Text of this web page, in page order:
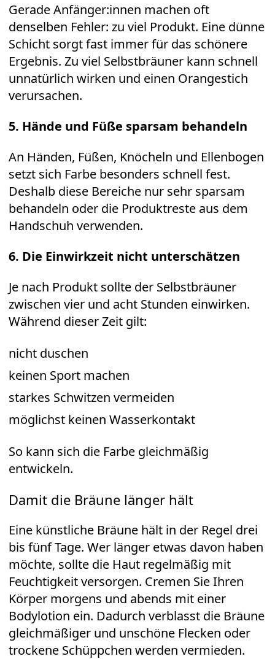
Gerade Anfänger:innen machen oft
denselben Fehler: zu viel Produkt. Eine dünne
Schicht sorgt fast immer für das schönere
Ergebnis. Zu viel Selbstbräuner kann schnell
unnatürlich wirken und einen Orangestich
verursachen.
5. Hände und Füße sparsam behandeln
An Händen, Füßen, Knöcheln und Ellenbogen
setzt sich Farbe besonders schnell fest.
Deshalb diese Bereiche nur sehr sparsam
behandeln oder die Produktreste aus dem
Handschuh verwenden.
6. Die Einwirkzeit nicht unterschätzen
Je nach Produkt sollte der Selbstbräuner
zwischen vier und acht Stunden einwirken.
Während dieser Zeit gilt:
nicht duschen
keinen Sport machen
starkes Schwitzen vermeiden
möglichst keinen Wasserkontakt
So kann sich die Farbe gleichmäßig
entwickeln.
Damit die Bräune länger hält
Eine künstliche Bräune hält in der Regel drei
bis fünf Tage. Wer länger etwas davon haben
möchte, sollte die Haut regelmäßig mit
Feuchtigkeit versorgen. Cremen Sie Ihren
Körper morgens und abends mit einer
Bodylotion ein. Dadurch verblasst die Bräune
gleichmäßiger und unschöne Flecken oder
trockene Schüppchen werden vermieden.